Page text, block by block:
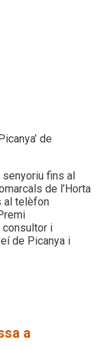
de
senyoriu fins al
de l’Horta
al telèfon
consultor i
de Picanya i
a